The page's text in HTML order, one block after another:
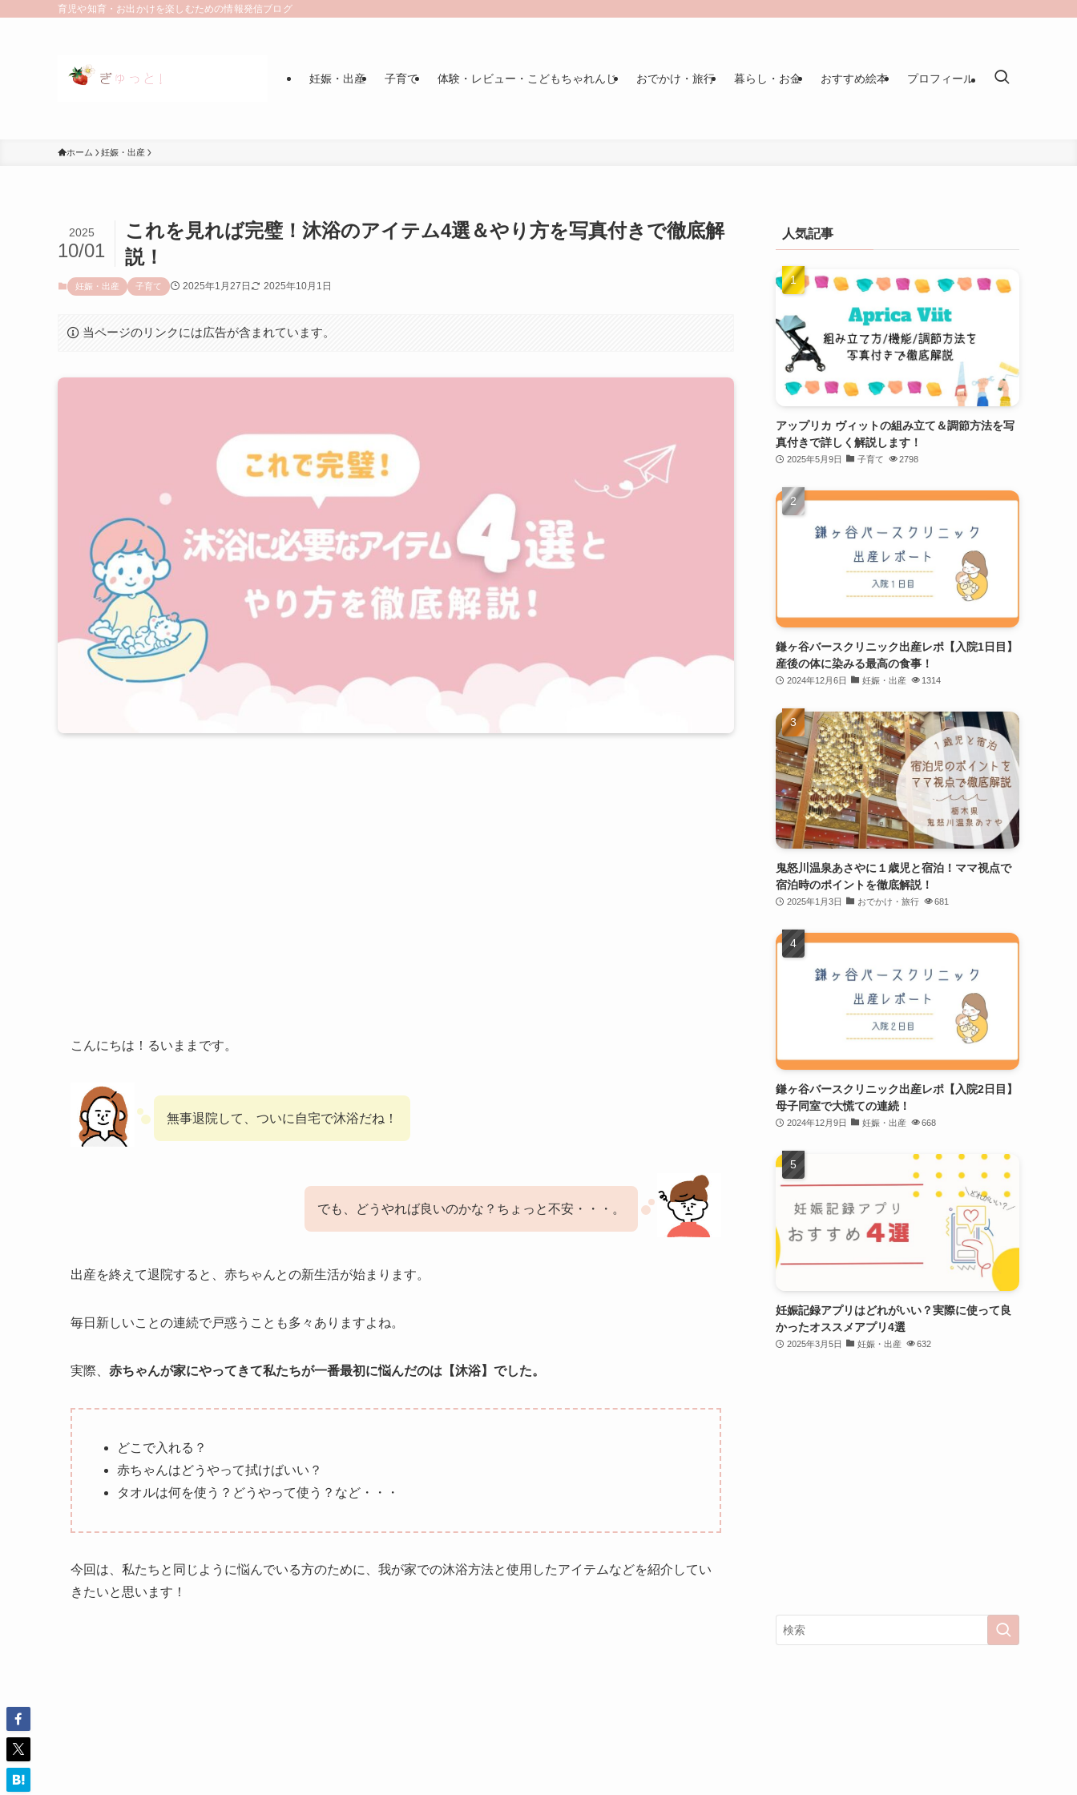
育児や知育・お出かけを楽しむための情報発信ブログ
妊娠・出産 子育て 体験・レビュー・こどもちゃれんじ おでかけ・旅行 暮らし・お金 おすすめ絵本 プロフィール
ホーム 妊娠・出産
これを見れば完璧！沐浴のアイテム4選＆やり方を写真付きで徹底解
説！
2025
10/01
妊娠・出産 子育て 2025年1月27日 2025年10月1日
当ページのリンクには広告が含まれています。
こんにちは！るいままです。
無事退院して、ついに自宅で沐浴だね！
でも、どうやれば良いのかな？ちょっと不安・・・。
出産を終えて退院すると、赤ちゃんとの新生活が始まります。
毎日新しいことの連続で戸惑うことも多々ありますよね。
実際、 赤ちゃんが家にやってきて私たちが一番最初に悩んだのは【沐浴】でした。
どこで入れる？
赤ちゃんはどうやって拭けばいい？
タオルは何を使う？どうやって使う？など・・・
今回は、私たちと同じように悩んでいる方のために、我が家での沐浴方法と使用したアイテムなどを紹介してい
きたいと思います！
人気記事
アップリカ ヴィットの組み立て＆調節方法を写
真付きで詳しく解説します！
2025年5月9日 子育て 2798
鎌ヶ谷バースクリニック出産レポ【入院1日目】
産後の体に染みる最高の食事！
2024年12月6日 妊娠・出産 1314
鬼怒川温泉あさやに１歳児と宿泊！ママ視点で
宿泊時のポイントを徹底解説！
2025年1月3日 おでかけ・旅行 681
鎌ヶ谷バースクリニック出産レポ【入院2日目】
母子同室で大慌ての連続！
2024年12月9日 妊娠・出産 668
妊娠記録アプリはどれがいい？実際に使って良
かったオススメアプリ4選
2025年3月5日 妊娠・出産 632